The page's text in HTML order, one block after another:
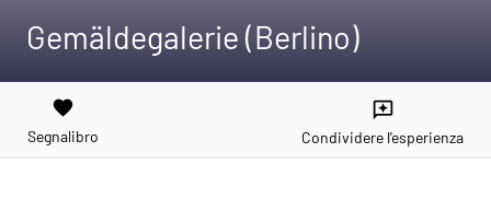
Gemäldegalerie (Berlino)
favorite
Segnalibro
reviews
Condividere l'esperienza